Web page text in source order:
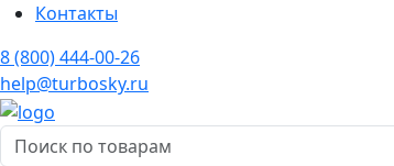
Контакты
8 (800) 444-00-26
help@turbosky.ru